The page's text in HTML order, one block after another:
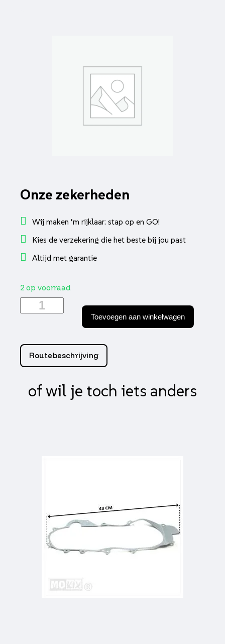
Onze zekerheden
Wij maken ‘m rijklaar: stap op en GO!
Kies de verzekering die het beste bij jou past
Altijd met garantie
2 op voorraad
Membraan
polini
104,
Tomos
A35,
maxi
213.0017
Toevoegen aan winkelwagen
Routebeschrijving
of wil je toch iets anders